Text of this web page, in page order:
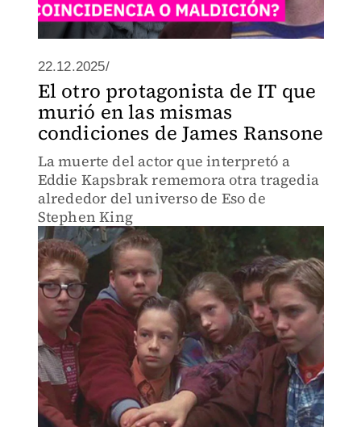
22.12.2025/
El otro protagonista de IT que
murió en las mismas
condiciones de James Ransone
La muerte del actor que interpretó a
Eddie Kapsbrak rememora otra tragedia
alrededor del universo de Eso de
Stephen King